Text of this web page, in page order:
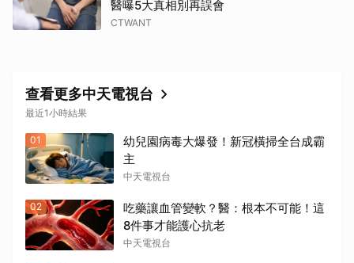
醫曝5大真相別再誤會
CTWANT
查看更多中天電視台
最近1小時結果
01
幼兒園病毒大爆發！新冠橫掃全台成霸
主
中天電視台
02
吃藥讓血管變軟？醫：根本不可能！這
8件事才能護心抗老
中天電視台